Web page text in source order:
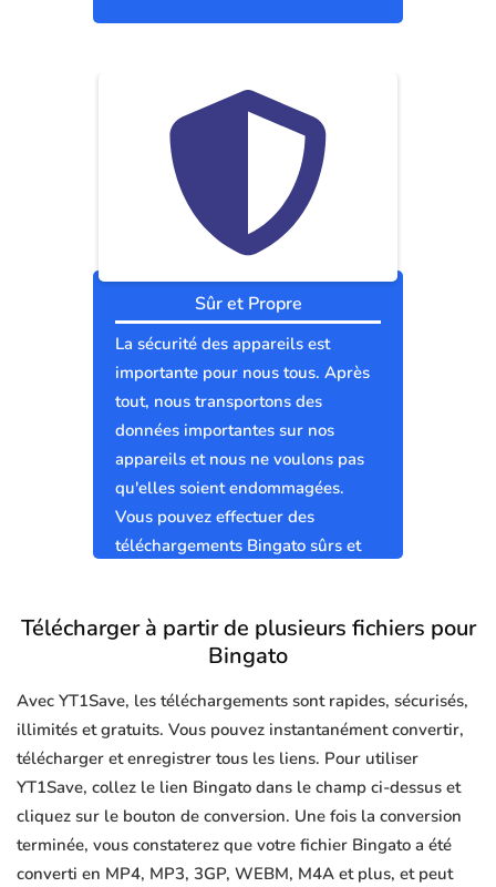
Sûr et Propre
La sécurité des appareils est
importante pour nous tous. Après
tout, nous transportons des
données importantes sur nos
appareils et nous ne voulons pas
qu'elles soient endommagées.
Vous pouvez effectuer des
téléchargements Bingato sûrs et
Télécharger à partir de plusieurs fichiers pour
Bingato
Avec YT1Save, les téléchargements sont rapides, sécurisés,
illimités et gratuits. Vous pouvez instantanément convertir,
télécharger et enregistrer tous les liens. Pour utiliser
YT1Save, collez le lien Bingato dans le champ ci-dessus et
cliquez sur le bouton de conversion. Une fois la conversion
terminée, vous constaterez que votre fichier Bingato a été
converti en MP4, MP3, 3GP, WEBM, M4A et plus, et peut